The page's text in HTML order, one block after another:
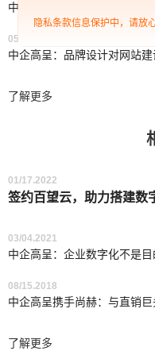
中企高呈：网站建站的四大作
05/11.2021
中企高呈：品牌设计对网站
了解更多
01/17.2022
签约百望云，助力搭建数
03/04.2021
中企高呈：企业数字化不是目
08/15.2018
中企高呈携手尚赫：与直销
了解更多
隐私条款信息保护中，请放